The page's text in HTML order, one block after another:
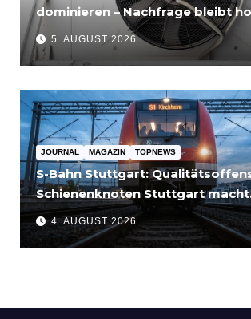
dominieren – Nachfrage bleibt
5. AUGUST 2026
JOURNAL MAGAZIN TOPNEWS
S-Bahn Stuttgart:
Schienenknoten Stuttgart macht
Fortschritte – Projekte
4. AUGUST 2026